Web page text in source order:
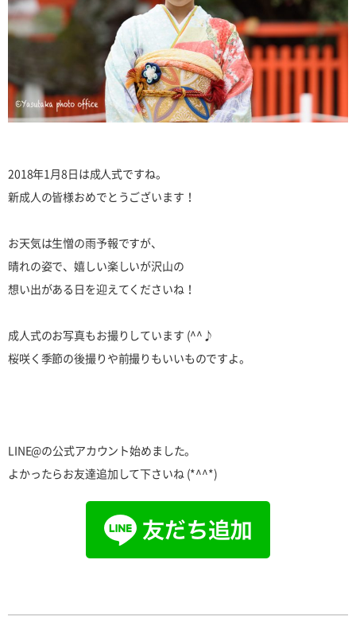
2018年1月8日は成人式ですね。
新成人の皆様おめでとうございます！
お天気は生憎の雨予報ですが、
晴れの姿で、嬉しい楽しいが沢山の
想い出がある日を迎えてくださいね！
成人式のお写真もお撮りしています (^^♪
桜咲く季節の後撮りや前撮りもいいものですよ。
LINE@の公式アカウント始めました。
よかったらお友達追加して下さいね (*^^*)